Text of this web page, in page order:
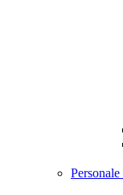
Personale